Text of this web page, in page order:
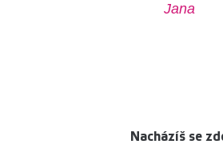
Jana
Nacházíš se